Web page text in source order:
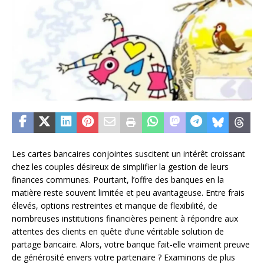
Les cartes bancaires conjointes suscitent un intérêt croissant
chez les couples désireux de simplifier la gestion de leurs
finances communes. Pourtant, l’offre des banques en la
matière reste souvent limitée et peu avantageuse. Entre frais
élevés, options restreintes et manque de flexibilité, de
nombreuses institutions financières peinent à répondre aux
attentes des clients en quête d’une véritable solution de
partage bancaire. Alors, votre banque fait-elle vraiment preuve
de générosité envers votre partenaire ? Examinons de plus